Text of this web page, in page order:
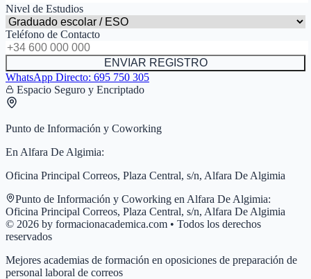
Nivel de Estudios
Teléfono de Contacto
ENVIAR REGISTRO
WhatsApp Directo: 695 750 305
Espacio Seguro y Encriptado
Punto de Información y Coworking
En Alfara De Algimia:
Oficina Principal Correos, Plaza Central, s/n, Alfara De Algimia
Punto de Información y Coworking en Alfara De Algimia:
Oficina Principal Correos, Plaza Central, s/n, Alfara De Algimia
© 2026 by formacionacademica.com • Todos los derechos
reservados
Mejores academias de formación en oposiciones de preparación de
personal laboral de correos